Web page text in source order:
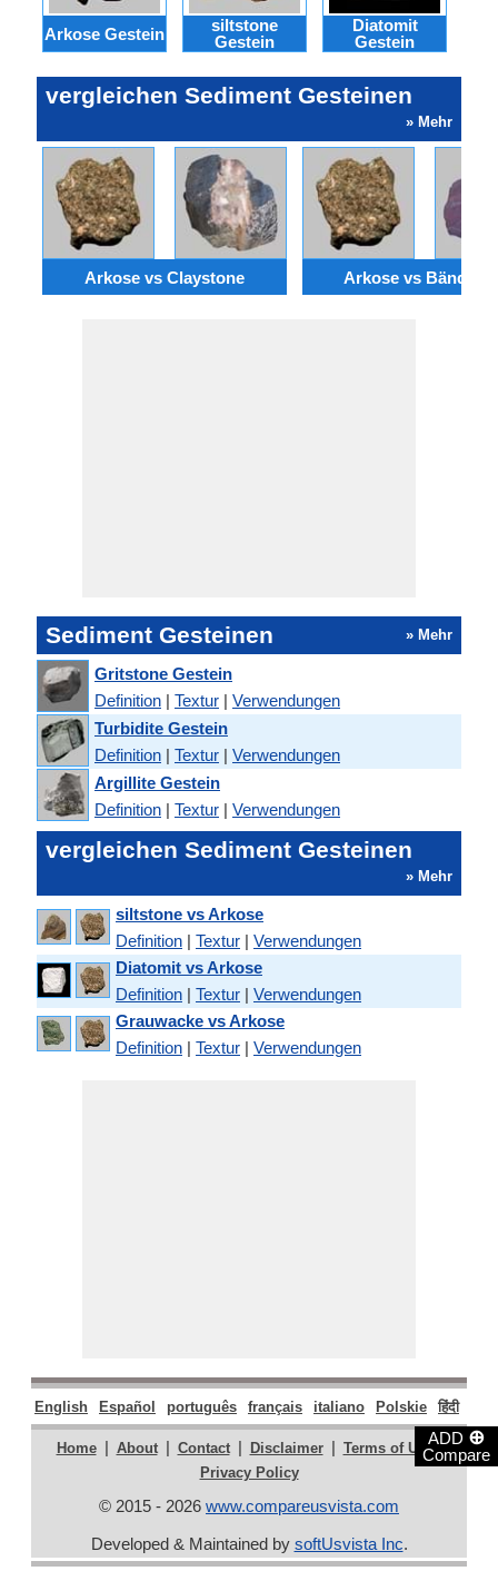
ADD ⊕
Compare
Arkose Gestein
siltstone
Gestein
Diatomit
Gestein
vergleichen Sediment Gesteinen
» Mehr
Arkose vs Claystone Arkose vs
Sediment Gesteinen » Mehr
Gritstone Gestein
Definition | Textur | Verwendungen
Turbidite Gestein
Definition | Textur | Verwendungen
Argillite Gestein
Definition | Textur | Verwendungen
vergleichen Sediment Gesteinen
» Mehr
siltstone vs Arkose
Definition | Textur | Verwendungen
Diatomit vs Arkose
Definition | Textur | Verwendungen
Grauwacke vs Arkose
Definition | Textur | Verwendungen
English Español português français italiano Polskie हिंदी
Home | About | Contact | Disclaimer | Terms of Use |
Privacy Policy
© 2015 - 2026 www.compareusvista.com
Developed & Maintained by softUsvista Inc.